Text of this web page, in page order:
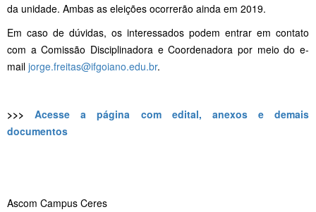
da unidade. Ambas as eleições ocorrerão ainda em 2019.
Em caso de dúvidas, os interessados podem entrar em contato
com a Comissão Disciplinadora e Coordenadora por meio do e-
mail jorge.freitas@ifgoiano.edu.br.
>>>Acesse a página com edital, anexos e demais
documentos
Ascom Campus Ceres